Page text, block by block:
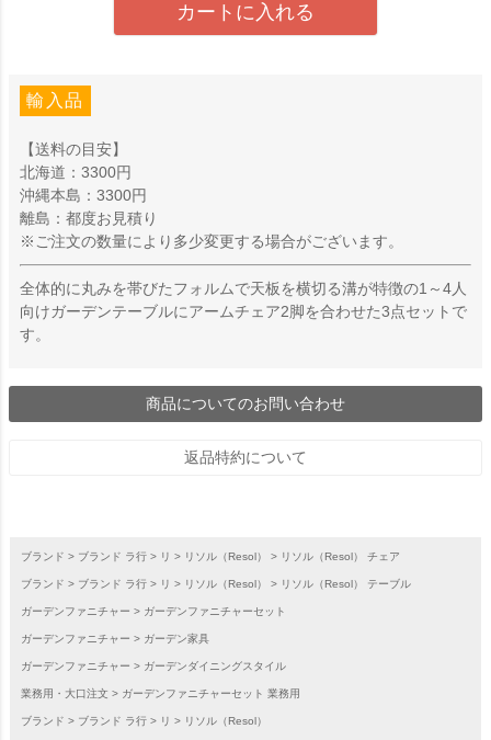
カートに入れる
輸入品
【送料の目安】
北海道：3300円
沖縄本島：3300円
離島：都度お見積り
※ご注文の数量により多少変更する場合がございます。
全体的に丸みを帯びたフォルムで天板を横切る溝が特徴の1～4人
向けガーデンテーブルにアームチェア2脚を合わせた3点セットで
す。
商品についてのお問い合わせ
返品特約について
ブランド ブランド ラ行 リ リソル（Resol） リソル（Resol） チェア
ブランド ブランド ラ行 リ リソル（Resol） リソル（Resol） テーブル
ガーデンファニチャー ガーデンファニチャーセット
ガーデンファニチャー ガーデン家具
ガーデンファニチャー ガーデンダイニングスタイル
業務用・大口注文 ガーデンファニチャーセット 業務用
ブランド ブランド ラ行 リ リソル（Resol）